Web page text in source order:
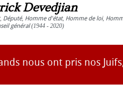
Devedjian
, Député, Homme d'état, Homme de loi,
général(1944 - 2020)
nous ont pris nos